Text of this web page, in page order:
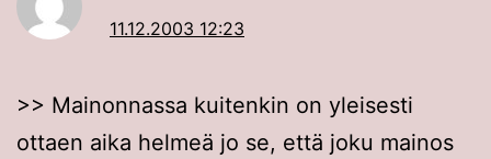
11.12.2003 12:23
>> Mainonnassa kuitenkin on yleisesti
ottaen aika helmeä jo se, että joku mainos